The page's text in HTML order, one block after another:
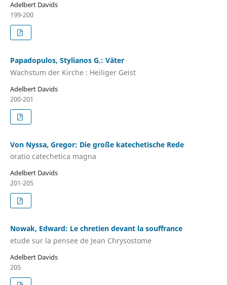
Adelbert Davids
199-200
Papadopulos, Stylianos G.: Väter
Wachstum der Kirche : Heiliger Geist
Adelbert Davids
200-201
Von Nyssa, Gregor: Die große katechetische Rede
oratio catechetica magna
Adelbert Davids
201-205
Nowak, Edward: Le chretien devant la souffrance
etude sur la pensee de Jean Chrysostome
Adelbert Davids
205